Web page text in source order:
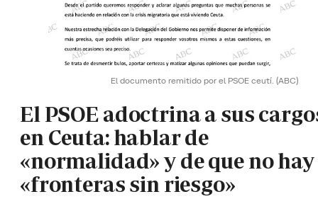
El documento remitido por el PSOE ceutí. (ABC)
El PSOE adoctrina a sus
en Ceuta: hablar de
«normalidad» y de que no hay
«fronteras sin riesgo»